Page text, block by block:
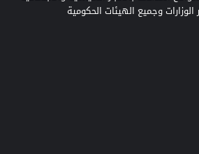
الوزارات وجميع الهيئات الحكومية